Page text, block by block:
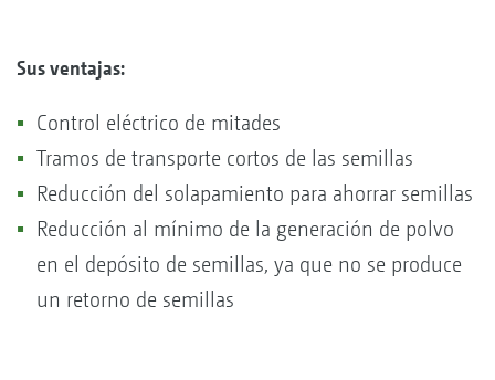
Sus ventajas:
Control eléctrico de mitades
Tramos de transporte cortos de las semillas
Reducción del solapamiento para ahorrar semillas
Reducción al mínimo de la generación de polvo
en el depósito de semillas, ya que no se produce
un retorno de semillas